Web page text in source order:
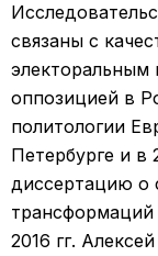
связаны с
электоральным
оппозицией в
политологии
Петербурге и в
диссертацию о
2016 гг.